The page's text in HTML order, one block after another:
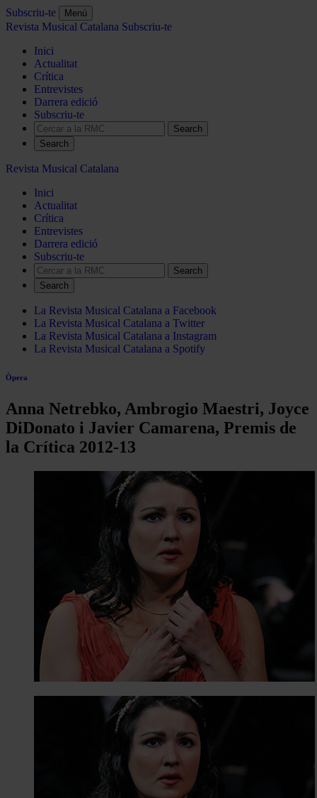
Subscriu-te Menú
Revista Musical Catalana Subscriu-te
Inici
Actualitat
Crítica
Entrevistes
Darrera edició
Subscriu-te
Search
Revista Musical Catalana
Inici
Actualitat
Crítica
Entrevistes
Darrera edició
Subscriu-te
Search
La Revista Musical Catalana a Facebook
La Revista Musical Catalana a Twitter
La Revista Musical Catalana a Instagram
La Revista Musical Catalana a Spotify
Òpera
Anna Netrebko, Ambrogio Maestri, Joyce
DiDonato i Javier Camarena, Premis de
la Crítica 2012-13